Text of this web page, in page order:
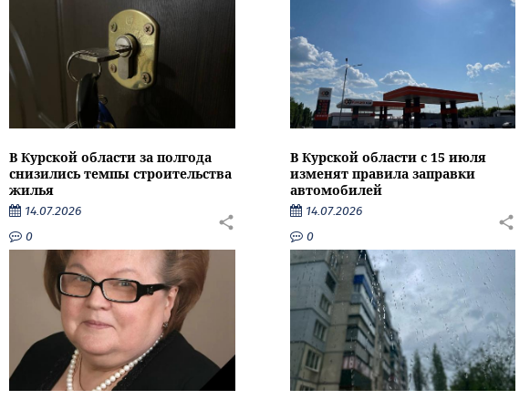
В Курской области за полгода
снизились темпы строительства
жилья
14.07.2026
0
В Курской области с 15 июля
изменят правила заправки
автомобилей
14.07.2026
0